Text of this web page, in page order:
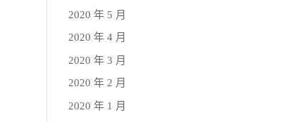
2020 年 5 月
2020 年 4 月
2020 年 3 月
2020 年 2 月
2020 年 1 月